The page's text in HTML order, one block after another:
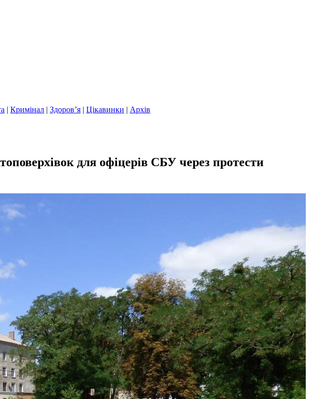
| Кримінал | Здоров’я | Цікавинки | Архів
для офіцерів СБУ через протести